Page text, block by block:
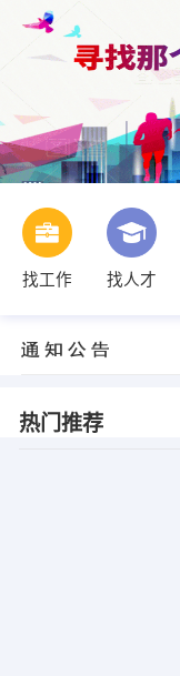
找工作 找人才
热门推荐